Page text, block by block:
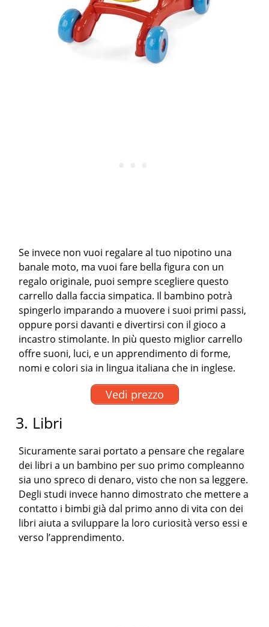
Se invece non vuoi regalare al tuo nipotino una
banale moto, ma vuoi fare bella figura con un
regalo originale, puoi sempre scegliere questo
carrello dalla faccia simpatica. Il bambino potrà
spingerlo imparando a muovere i suoi primi passi,
oppure porsi davanti e divertirsi con il gioco a
incastro stimolante. In più questo miglior carrello
offre suoni, luci, e un apprendimento di forme,
nomi e colori sia in lingua italiana che in inglese.
Vedi prezzo
3. Libri
Sicuramente sarai portato a pensare che regalare
dei libri a un bambino per suo primo compleanno
sia uno spreco di denaro, visto che non sa leggere.
Degli studi invece hanno dimostrato che mettere a
contatto i bimbi già dal primo anno di vita con dei
libri aiuta a sviluppare la loro curiosità verso essi e
verso l’apprendimento.